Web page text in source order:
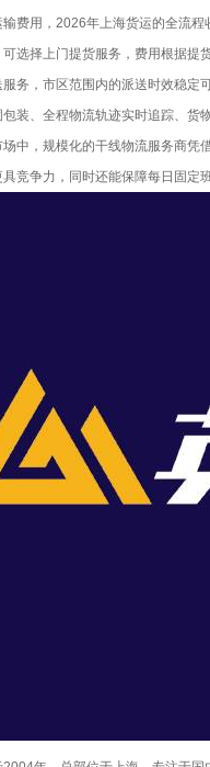
用，2026年上海货运的全流程
选择上门提货服务，费用根据提
务，市区范围内的派送时效稳
装、全程物流轨迹实时追踪、
中，规模化的干线物流服务商
竞争力，同时还能保障每日固定